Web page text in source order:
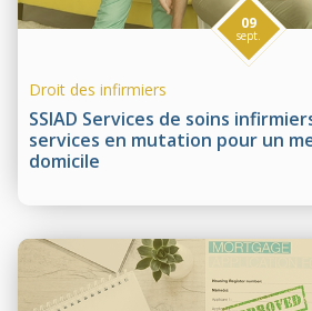
SSIAD Services de soins
services en mutation pour un
domicile
09
sept.
Droit des infirmiers